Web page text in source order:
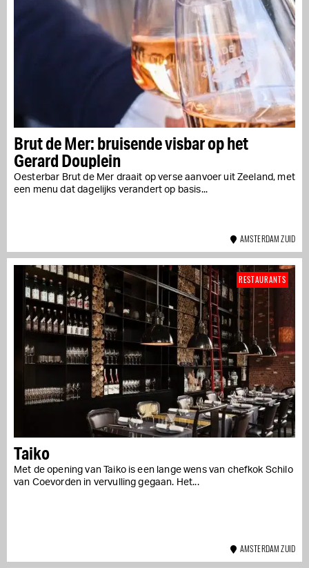
Brut de Mer: bruisende visbar op het
Gerard Douplein
Oesterbar Brut de Mer draait op verse aanvoer uit Zeeland, met
een menu dat dagelijks verandert op basis...
AMSTERDAM ZUID
Taiko
Met de opening van Taiko is een lange wens van chefkok Schilo
van Coevorden in vervulling gegaan. Het...
RESTAURANTS
AMSTERDAM ZUID